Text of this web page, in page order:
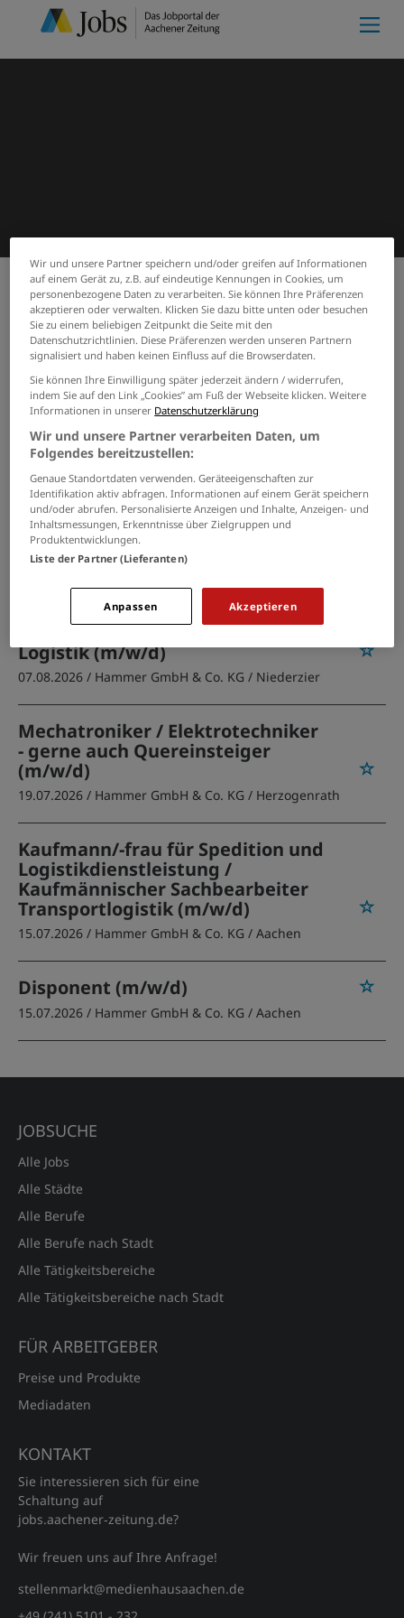
Start Suchergebnisse Meine Merkliste
Jobs von hammer-gmbh-co-kg
PASSENDE JOBS PER E-MAIL
GRENZEN SIE IHRE SUCHE EIN
Mitarbeiter für Lagerlogistik
(m/w/d)
07.08.2026 /Hammer GmbH & Co. KG
Kaufmännischer Sachbearbeiter
Logistik (m/w/d)
07.08.2026 / Hammer GmbH & Co. KG / Niederzier
Mechatroniker / Elektrotechniker
- gerne auch Quereinsteiger
(m/w/d)
19.07.2026 / Hammer GmbH & Co. KG / Herzogenrath
Kaufmann/-frau für Spedition und
Logistikdienstleistung /
Kaufmännischer Sachbearbeiter
Transportlogistik (m/w/d)
15.07.2026 / Hammer GmbH & Co. KG / Aachen
Disponent (m/w/d)
15.07.2026 / Hammer GmbH & Co. KG / Aachen
JOBSUCHE
Alle Jobs
Alle Städte
Alle Berufe
Alle Berufe nach Stadt
Alle Tätigkeitsbereiche
Alle Tätigkeitsbereiche nach Stadt
FÜR ARBEITGEBER
Preise und Produkte
Mediadaten
KONTAKT
Sie interessieren sich für eine
Schaltung auf
jobs.aachener‑zeitung.de?
Wir freuen uns auf Ihre Anfrage!
stellenmarkt@medienhausaachen.de
Wir und unsere Partner speichern und/oder greifen auf Informationen
auf einem Gerät zu, z.B. auf eindeutige Kennungen in Cookies, um
personenbezogene Daten zu verarbeiten. Sie können Ihre Präferenzen
akzeptieren oder verwalten. Klicken Sie dazu bitte unten oder besuchen
Sie zu einem beliebigen Zeitpunkt die Seite mit den
Datenschutzrichtlinien. Diese Präferenzen werden unseren Partnern
signalisiert und haben keinen Einfluss auf die Browserdaten.
Sie können Ihre Einwilligung später jederzeit ändern / widerrufen,
indem Sie auf den Link „Cookies” am Fuß der Webseite klicken. Weitere
Informationen in unserer Datenschutzerklärung
Wir und unsere Partner verarbeiten Daten, um
Folgendes bereitzustellen:
Genaue Standortdaten verwenden. Geräteeigenschaften zur
Identifikation aktiv abfragen. Informationen auf einem Gerät speichern
und/oder abrufen. Personalisierte Anzeigen und Inhalte, Anzeigen- und
Inhaltsmessungen, Erkenntnisse über Zielgruppen und
Produktentwicklungen.
Liste der Partner (Lieferanten)
Akzeptieren
Anpassen